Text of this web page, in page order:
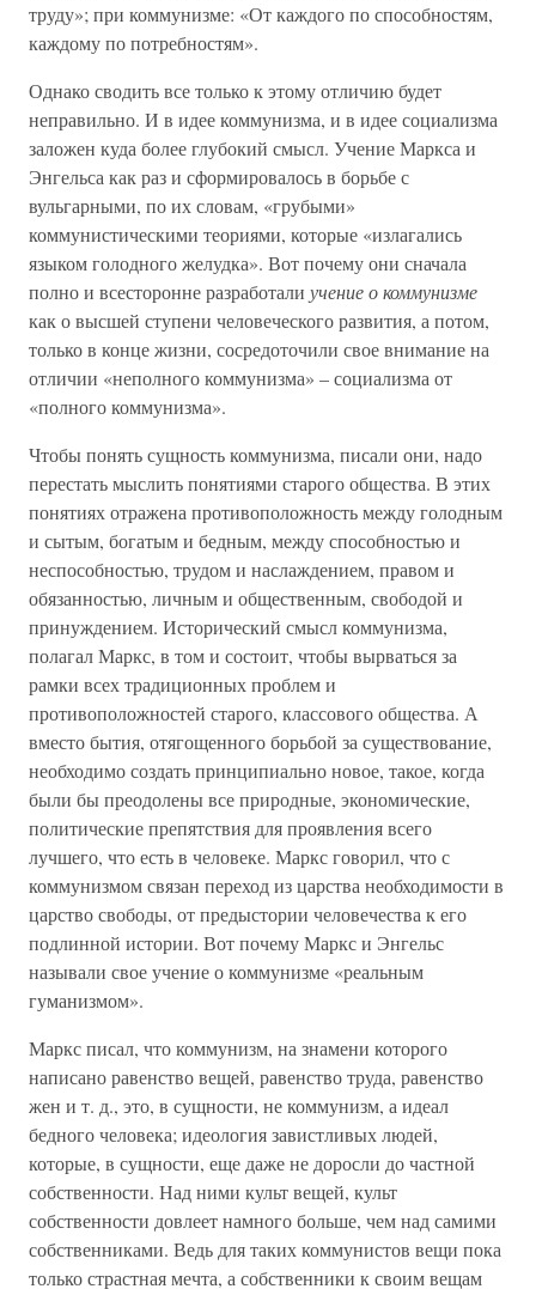
труду»; при коммунизме: «От каждого по способностям,
каждому по потребностям».
Однако сводить все только к этому отличию будет
неправильно. И в идее коммунизма, и в идее социализма
заложен куда более глубокий смысл. Учение Маркса и
Энгельса как раз и сформировалось в борьбе с
вульгарными, по их словам, «грубыми»
коммунистическими теориями, которые «излагались
языком голодного желудка». Вот почему они сначала
полно и всесторонне разработали учение о коммунизме
как о высшей ступени человеческого развития, а потом,
только в конце жизни, сосредоточили свое внимание на
отличии «неполного коммунизма» – социализма от
«полного коммунизма».
Чтобы понять сущность коммунизма, писали они, надо
перестать мыслить понятиями старого общества. В этих
понятиях отражена противоположность между голодным
и сытым, богатым и бедным, между способностью и
неспособностью, трудом и наслаждением, правом и
обязанностью, личным и общественным, свободой и
принуждением. Исторический смысл коммунизма,
полагал Маркс, в том и состоит, чтобы вырваться за
рамки всех традиционных проблем и
противоположностей старого, классового общества. А
вместо бытия, отягощенного борьбой за существование,
необходимо создать принципиально новое, такое, когда
были бы преодолены все природные, экономические,
политические препятствия для проявления всего
лучшего, что есть в человеке. Маркс говорил, что с
коммунизмом связан переход из царства необходимости в
царство свободы, от предыстории человечества к его
подлинной истории. Вот почему Маркс и Энгельс
называли свое учение о коммунизме «реальным
гуманизмом».
Маркс писал, что коммунизм, на знамени которого
написано равенство вещей, равенство труда, равенство
жен и т. д., это, в сущности, не коммунизм, а идеал
бедного человека; идеология завистливых людей,
которые, в сущности, еще даже не доросли до частной
собственности. Над ними культ вещей, культ
собственности довлеет намного больше, чем над самими
собственниками. Ведь для таких коммунистов вещи пока
только страстная мечта, а собственники к своим вещам